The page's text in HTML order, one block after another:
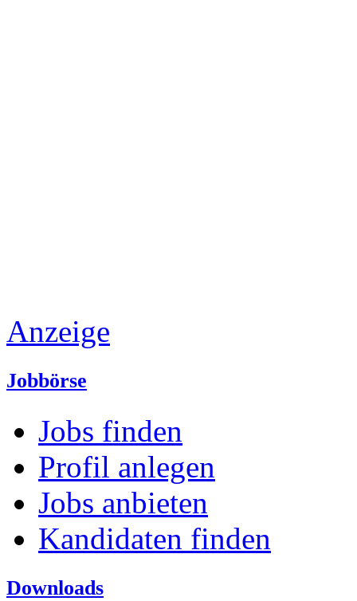
Anzeige
Jobbörse
Jobs finden
Profil anlegen
Jobs anbieten
Kandidaten finden
Downloads